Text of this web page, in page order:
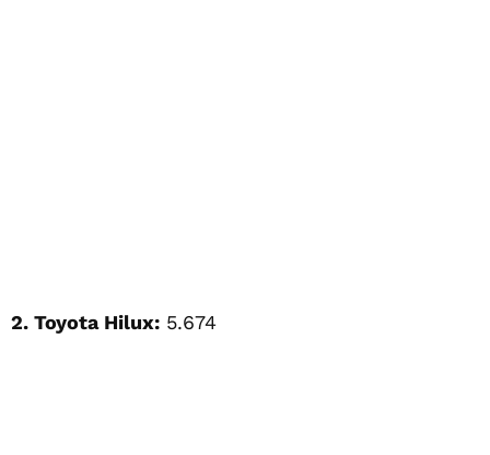
2. Toyota Hilux: 5.674